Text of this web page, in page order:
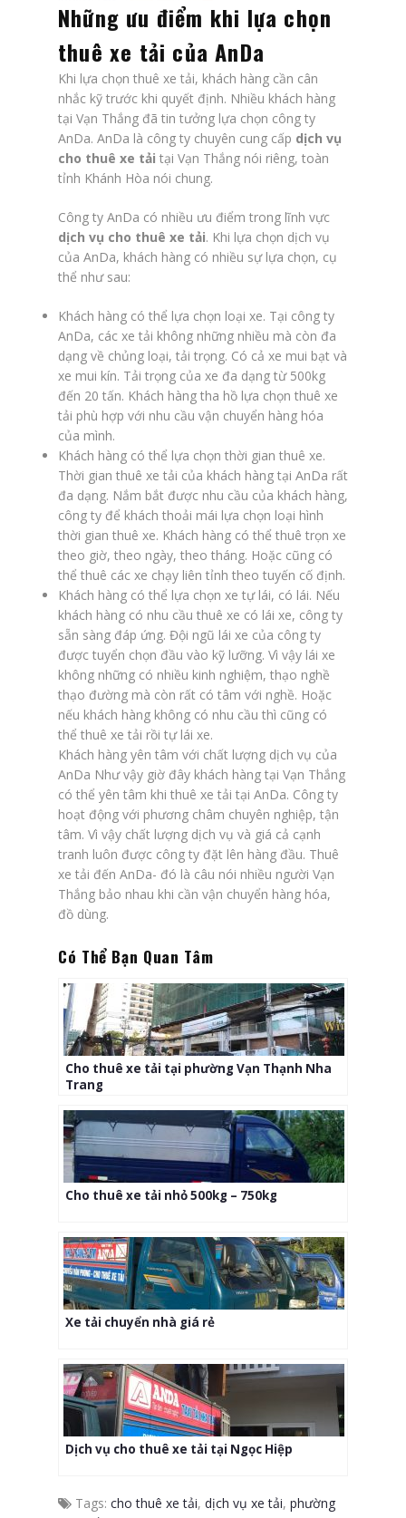
Những ưu điểm khi lựa chọn
thuê xe tải của AnDa
Khi lựa chọn thuê xe tải, khách hàng cần cân
nhắc kỹ trước khi quyết định. Nhiều khách hàng
tại Vạn Thắng đã tin tưởng lựa chọn công ty
AnDa. AnDa là công ty chuyên cung cấp dịch vụ
cho thuê xe tải tại Vạn Thắng nói riêng, toàn
tỉnh Khánh Hòa nói chung.
Công ty AnDa có nhiều ưu điểm trong lĩnh vực
dịch vụ cho thuê xe tải. Khi lựa chọn dịch vụ
của AnDa, khách hàng có nhiều sự lựa chọn, cụ
thể như sau:
Khách hàng có thể lựa chọn loại xe. Tại công ty
AnDa, các xe tải không những nhiều mà còn đa
dạng về chủng loại, tải trọng. Có cả xe mui bạt và
xe mui kín. Tải trọng của xe đa dạng từ 500kg
đến 20 tấn. Khách hàng tha hồ lựa chọn thuê xe
tải phù hợp với nhu cầu vận chuyển hàng hóa
của mình.
Khách hàng có thể lựa chọn thời gian thuê xe.
Thời gian thuê xe tải của khách hàng tại AnDa rất
đa dạng. Nắm bắt được nhu cầu của khách hàng,
công ty để khách thoải mái lựa chọn loại hình
thời gian thuê xe. Khách hàng có thể thuê trọn xe
theo giờ, theo ngày, theo tháng. Hoặc cũng có
thể thuê các xe chạy liên tỉnh theo tuyến cố định.
Khách hàng có thể lựa chọn xe tự lái, có lái. Nếu
khách hàng có nhu cầu thuê xe có lái xe, công ty
sẵn sàng đáp ứng. Đội ngũ lái xe của công ty
được tuyển chọn đầu vào kỹ lưỡng. Vì vậy lái xe
không những có nhiều kinh nghiệm, thạo nghề
thạo đường mà còn rất có tâm với nghề. Hoặc
nếu khách hàng không có nhu cầu thì cũng có
thể thuê xe tải rồi tự lái xe.
Khách hàng yên tâm với chất lượng dịch vụ của
AnDa Như vậy giờ đây khách hàng tại Vạn Thắng
có thể yên tâm khi thuê xe tải tại AnDa. Công ty
hoạt động với phương châm chuyên nghiệp, tận
tâm. Vì vậy chất lượng dịch vụ và giá cả cạnh
tranh luôn được công ty đặt lên hàng đầu. Thuê
xe tải đến AnDa- đó là câu nói nhiều người Vạn
Thắng bảo nhau khi cần vận chuyển hàng hóa,
đồ dùng.
Có Thể Bạn Quan Tâm
Cho thuê xe tải tại phường Vạn Thạnh Nha
Trang
Cho thuê xe tải nhỏ 500kg – 750kg
Xe tải chuyển nhà giá rẻ
Dịch vụ cho thuê xe tải tại Ngọc Hiệp
Tags: cho thuê xe tải, dịch vụ xe tải, phường